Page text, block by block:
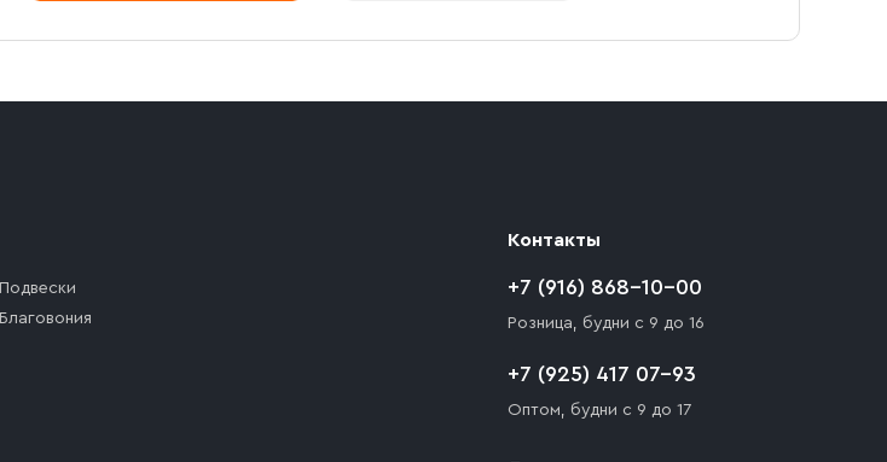
Подвески
Благовония
Контакты
+7 (916) 868-10-00
Розница, будни с 9 до 16
+7 (925) 417 07-93
Оптом, будни с 9 до 17